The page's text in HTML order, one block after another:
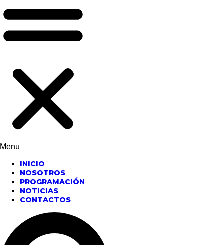
Menu
INICIO
NOSOTROS
PROGRAMACIÓN
NOTICIAS
CONTACTOS